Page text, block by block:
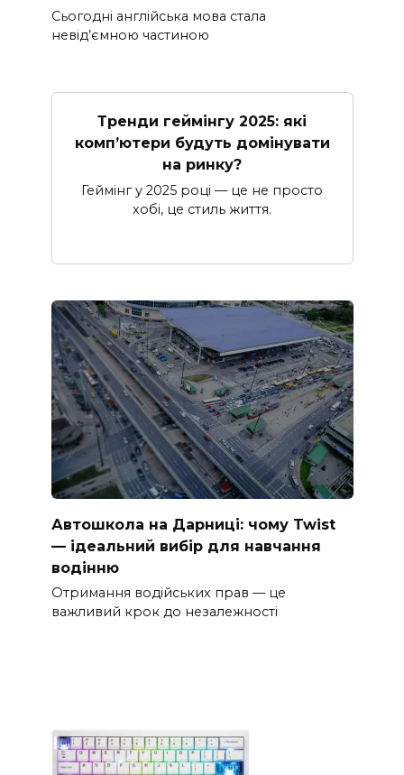
Сьогодні англійська мова стала
невід’ємною частиною
Тренди геймінгу 2025: які
комп’ютери будуть домінувати
на ринку?
Геймінг у 2025 році — це не просто
хобі, це стиль життя.
Автошкола на Дарниці: чому Twist
— ідеальний вибір для навчання
водінню
Отримання водійських прав — це
важливий крок до незалежності